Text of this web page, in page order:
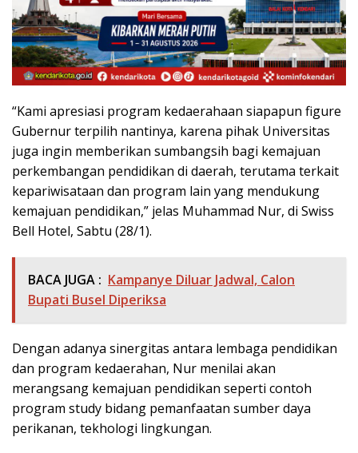
“Kami apresiasi program kedaerahaan siapapun figure
Gubernur terpilih nantinya, karena pihak Universitas
juga ingin memberikan sumbangsih bagi kemajuan
perkembangan pendidikan di daerah, terutama terkait
kepariwisataan dan program lain yang mendukung
kemajuan pendidikan,” jelas Muhammad Nur, di Swiss
Bell Hotel, Sabtu (28/1).
BACA JUGA : Kampanye Diluar Jadwal, Calon
Bupati Busel Diperiksa
Dengan adanya sinergitas antara lembaga pendidikan
dan program kedaerahan, Nur menilai akan
merangsang kemajuan pendidikan seperti contoh
program study bidang pemanfaatan sumber daya
perikanan, tekhologi lingkungan.